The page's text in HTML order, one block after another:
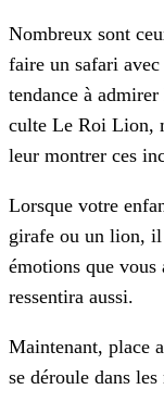
Nombreux sont
faire un safari
tendance à
culte Le Roi Lion,
leur montrer ces
Lorsque votre
girafe ou un lion,
émotions que
ressentira aussi.
Maintenant, place
se déroule dans